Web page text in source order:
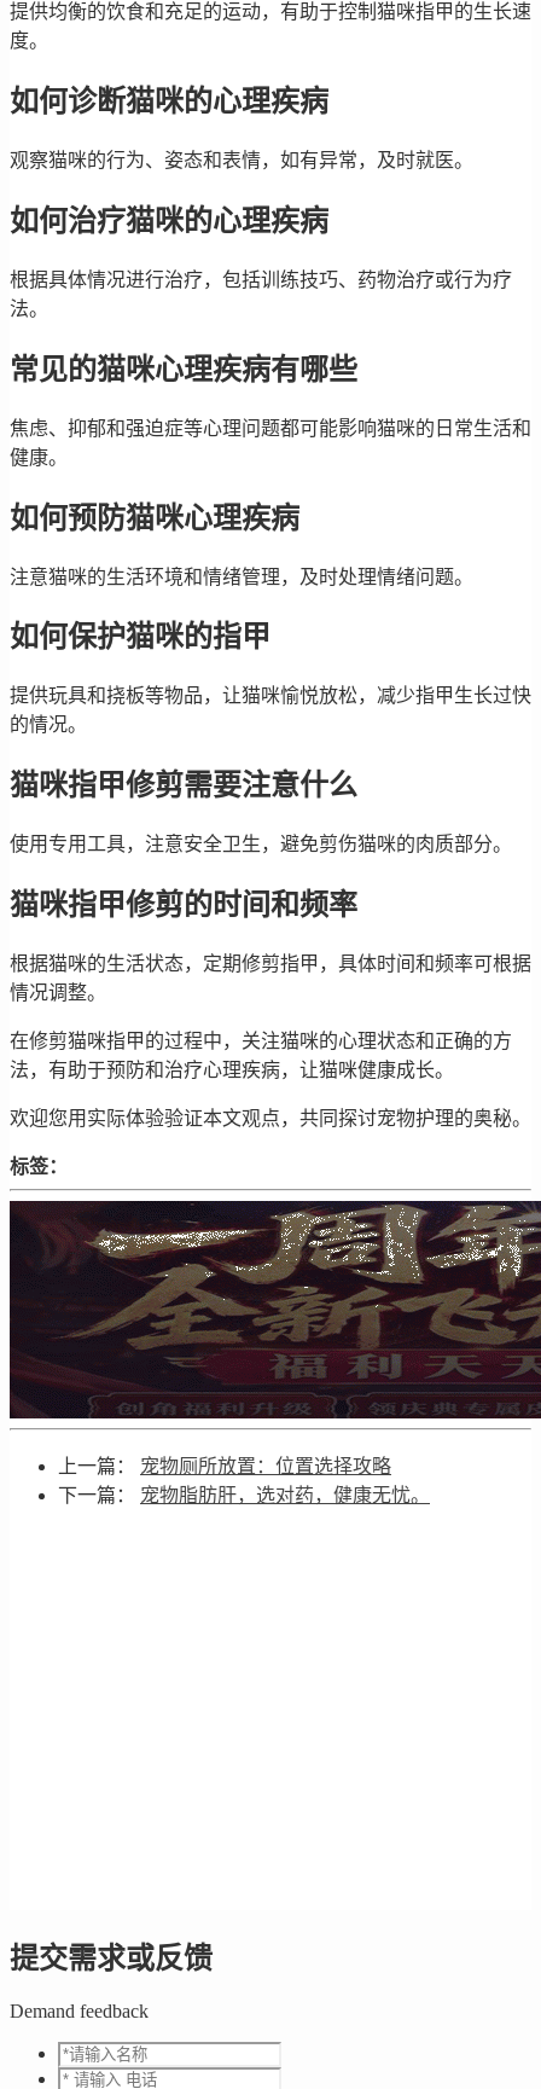
提供均衡的饮食和充足的运动，有助于控制猫咪指甲的生长速
度。
如何诊断猫咪的心理疾病
观察猫咪的行为、姿态和表情，如有异常，及时就医。
如何治疗猫咪的心理疾病
根据具体情况进行治疗，包括训练技巧、药物治疗或行为疗
法。
常见的猫咪心理疾病有哪些
焦虑、抑郁和强迫症等心理问题都可能影响猫咪的日常生活和
健康。
如何预防猫咪心理疾病
注意猫咪的生活环境和情绪管理，及时处理情绪问题。
如何保护猫咪的指甲
提供玩具和挠板等物品，让猫咪愉悦放松，减少指甲生长过快
的情况。
猫咪指甲修剪需要注意什么
使用专用工具，注意安全卫生，避免剪伤猫咪的肉质部分。
猫咪指甲修剪的时间和频率
根据猫咪的生活状态，定期修剪指甲，具体时间和频率可根据
情况调整。
在修剪猫咪指甲的过程中，关注猫咪的心理状态和正确的方
法，有助于预防和治疗心理疾病，让猫咪健康成长。
欢迎您用实际体验验证本文观点，共同探讨宠物护理的奥秘。
标签：
上一篇： 宠物厕所放置：位置选择攻略
下一篇： 宠物脂肪肝，选对药，健康无忧。
提交需求或反馈
Demand feedback